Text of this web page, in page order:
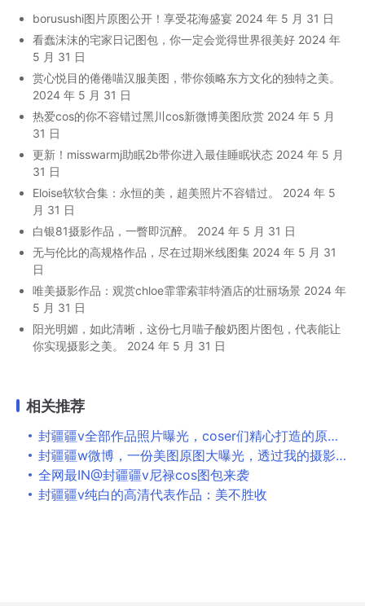
borusushi图片原图公开！享受花海盛宴 2024 年 5 月 31 日
看蠢沫沫的宅家日记图包，你一定会觉得世界很美好 2024 年
5 月 31 日
赏心悦目的倦倦喵汉服美图，带你领略东方文化的独特之美。
2024 年 5 月 31 日
热爱cos的你不容错过黑川cos新微博美图欣赏 2024 年 5 月
31 日
更新！misswarmj助眠2b带你进入最佳睡眠状态 2024 年 5 月
31 日
Eloise软软合集：永恒的美，超美照片不容错过。
2024 年 5
月 31 日
白银81摄影作品，一瞥即沉醉。
2024 年 5 月 31 日
无与伦比的高规格作品，尽在过期米线图集 2024 年 5 月 31
日
唯美摄影作品：观赏chloe霏霏索菲特酒店的壮丽场景 2024 年
5 月 31 日
阳光明媚，如此清晰，这份七月喵子酸奶图片图包，代表能让
你实现摄影之美。
2024 年 5 月 31 日
相关推荐
封疆疆v全部作品照片曝光，coser们精心打造的原图，不容错过
封疆疆w微博，一份美图原图大曝光，透过我的摄影技巧感受世界奇妙。
全网最IN@封疆疆v尼禄cos图包来袭
封疆疆v纯白的高清代表作品：美不胜收